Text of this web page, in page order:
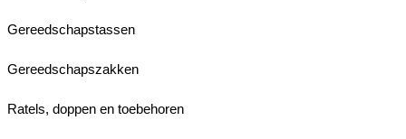
Gereedschapstassen
Gereedschapszakken
Ratels, doppen en toebehoren